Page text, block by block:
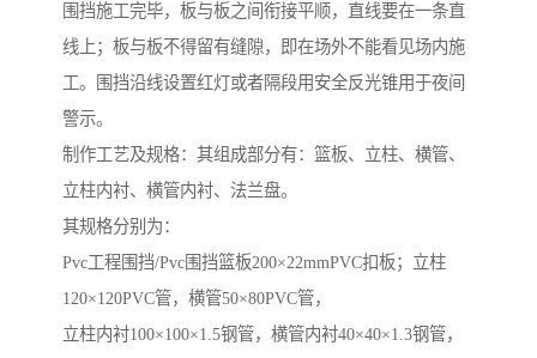
围挡施工完毕，板与板之间衔接平顺，直线要在一条直
线上；板与板不得留有缝隙，即在场外不能看见场内施
工。围挡沿线设置红灯或者隔段用安全反光锥用于夜间
警示。
制作工艺及规格：其组成部分有：篮板、立柱、横管、
立柱内衬、横管内衬、法兰盘。
其规格分别为：
Pvc工程围挡/Pvc围挡篮板200×22mmPVC扣板；立柱
120×120PVC管，横管50×80PVC管，
立柱内衬100×100×1.5钢管，横管内衬40×40×1.3钢管，